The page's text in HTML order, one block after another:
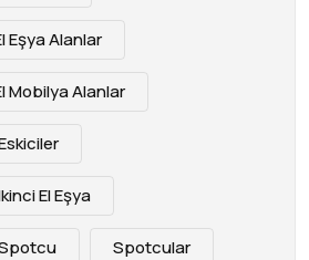
Eşya Alanlar
Mobilya Alanlar
El Eşya
Spotcular